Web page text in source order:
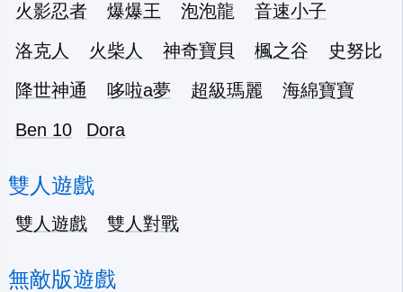
火影忍者 爆爆王 泡泡龍
音速小子
洛克人
火柴人 神奇寶貝 楓之谷
史努比
降世神通
哆啦a夢 超級瑪麗
海綿寶寶
Ben 10
Dora
雙人遊戲
雙人遊戲 雙人對戰
無敵版遊戲